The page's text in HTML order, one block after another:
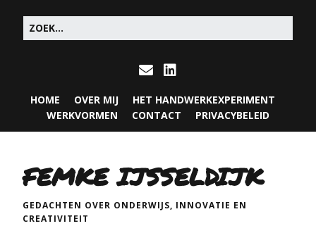
HOME OVER MIJ
HET HANDWERKEXPERIMENT
WERKVORMEN
CONTACT PRIVACYBELEID
FEMKE IJSSELDIJK
GEDACHTEN OVER ONDERWIJS, INNOVATIE EN
CREATIVITEIT